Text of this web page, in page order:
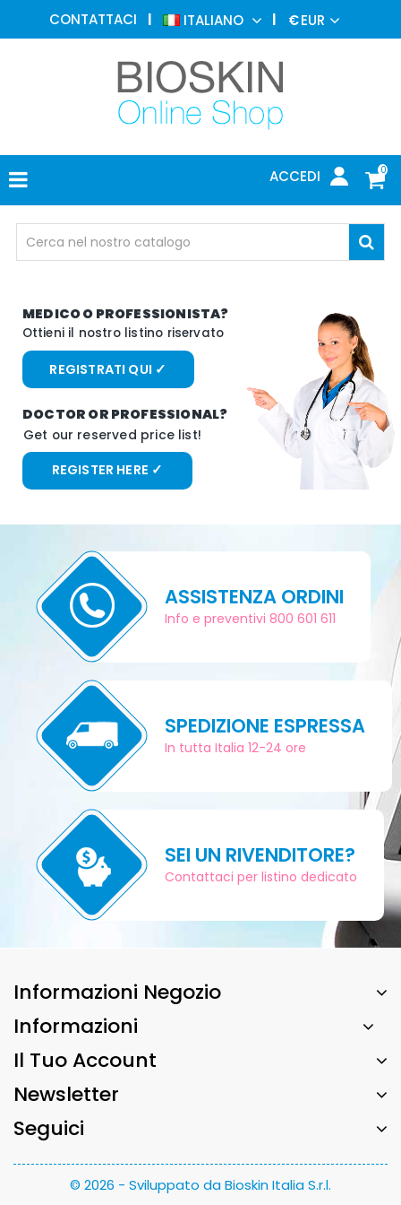
CONTATTACI ITALIANO €EUR
0
ACCEDI
MEDICINA
ESTETICA
DERMATOLOGIA
FOTOTERAPIA
ELETTROMEDICALI
MEDICO
OCCHIALI
DI
MEDICOO PROFESSIONISTA?
DOCTOR OR PROFESSIONAL?
Ottieni il nostro listino riservato
Get our reserved price list!
REGISTRATI QUI ✓
REGISTER HERE ✓
ASSISTENZA ORDINI
Info e preventivi 800 601 611
SPEDIZIONE ESPRESSA
In tutta Italia 12-24 ore
SEI UN RIVENDITORE?
Contattaci per listino dedicato
Informazioni Negozio
Informazioni
Il Tuo Account
Newsletter
Seguici
© 2026 - Sviluppato da Bioskin Italia S.r.l.